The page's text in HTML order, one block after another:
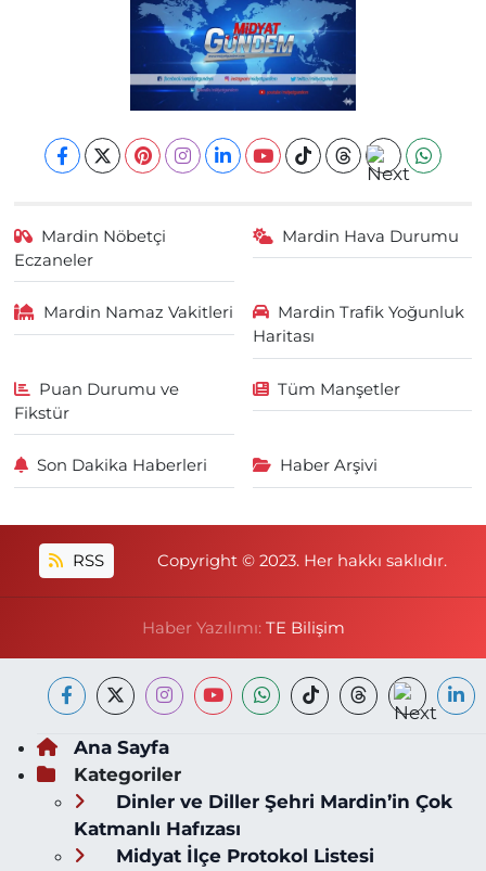
Mardin Nöbetçi
Eczaneler
Mardin Hava Durumu
Mardin Namaz Vakitleri
Mardin Trafik Yoğunluk
Haritası
Puan Durumu ve
Fikstür
Tüm Manşetler
Son Dakika Haberleri Haber Arşivi
RSS Copyright © 2023. Her hakkı saklıdır.
Haber Yazılımı: TE Bilişim
Ana Sayfa
Kategoriler
Dinler ve Diller Şehri Mardin’in Çok
Katmanlı Hafızası
Midyat İlçe Protokol Listesi